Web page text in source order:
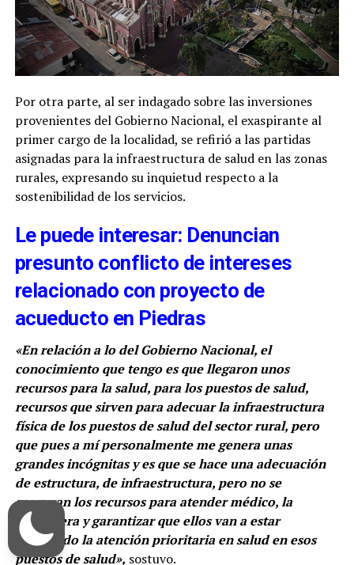
Por otra parte, al ser indagado sobre las inversiones
provenientes del Gobierno Nacional, el exaspirante al
primer cargo de la localidad, se refirió a las partidas
asignadas para la infraestructura de salud en las zonas
rurales, expresando su inquietud respecto a la
sostenibilidad de los servicios.
Le puede interesar: Denuncian
presunto conflicto de intereses
relacionado con proyecto de
acueducto en Piedras
«En relación a lo del Gobierno Nacional, el
conocimiento que tengo es que llegaron unos
recursos para la salud, para los puestos de salud,
recursos que sirven para adecuar la infraestructura
física de los puestos de salud del sector rural, pero
que pues a mí personalmente me genera unas
grandes incógnitas y es que se hace una adecuación
de estructura, de infraestructura, pero no se
aseguran los recursos para atender médico, la
enfermera y garantizar que ellos van a estar
brindando la atención prioritaria en salud en esos
puestos de salud», sostuvo.